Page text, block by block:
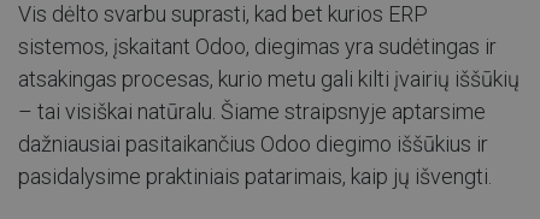
Vis dėlto svarbu suprasti, kad bet kurios ERP
sistemos, įskaitant Odoo, diegimas yra sudėtingas ir
atsakingas procesas, kurio metu gali kilti įvairių iššūkių
– tai visiškai natūralu. Šiame straipsnyje aptarsime
dažniausiai pasitaikančius Odoo diegimo iššūkius ir
pasidalysime praktiniais patarimais, kaip jų išvengti.